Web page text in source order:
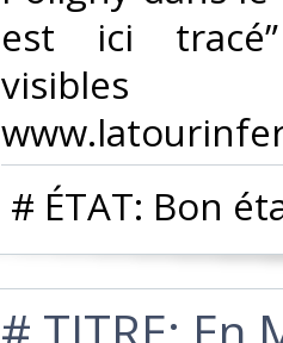
est ici
# ÉTAT: Bon